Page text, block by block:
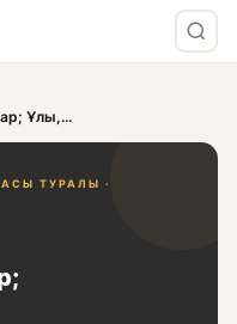
Ұлы,...
ТУРАЛЫ ·